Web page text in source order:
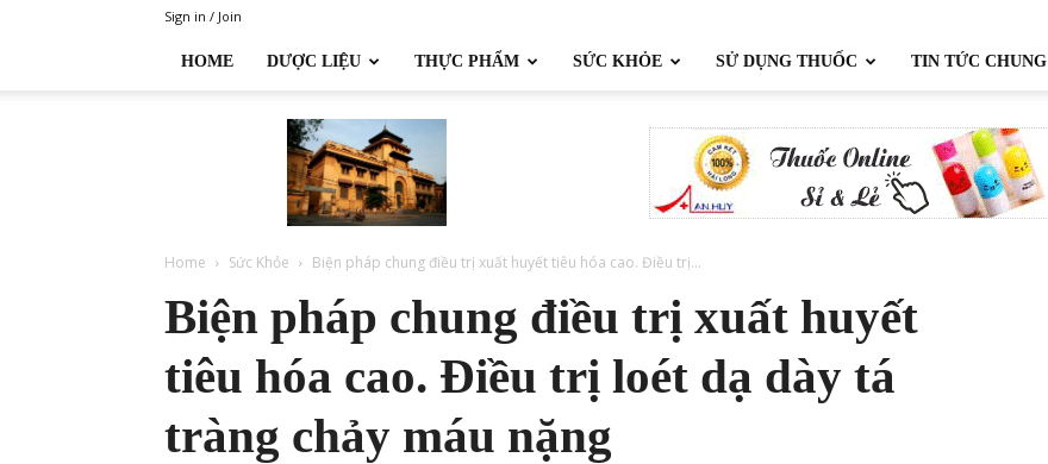
Sign in / Join
HOME DƯỢC LIỆU THỰC PHẨM SỨC KHỎE SỬ DỤNG THUỐC TIN TỨC CHUNG
Home Sức Khỏe Biện pháp chung điều trị xuất huyết tiêu hóa cao. Điều trị...
Biện pháp chung điều trị xuất huyết
tiêu hóa cao. Điều trị loét dạ dày tá
tràng chảy máu nặng